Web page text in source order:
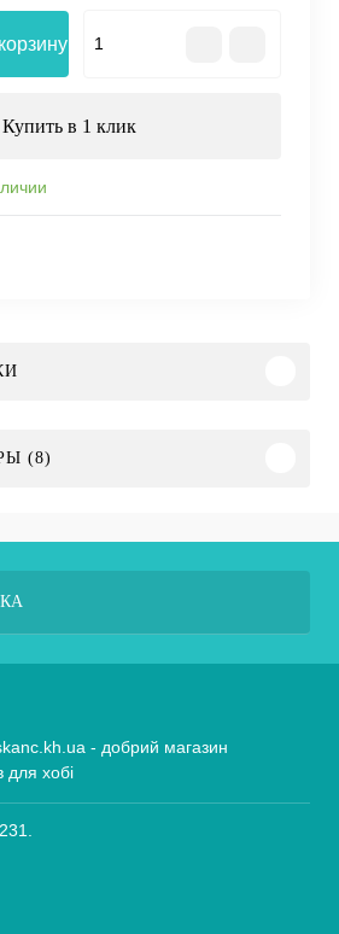
Купить в 1 клик
(8)
- добрий магазин
для хобі